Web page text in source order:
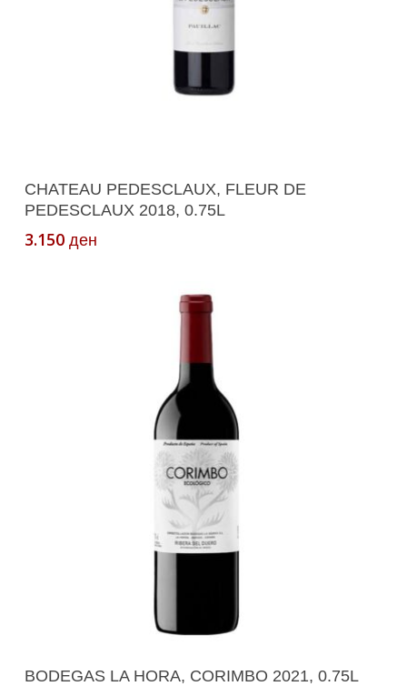
Додади Во Кошничка
CHATEAU PEDESCLAUX, FLEUR DE
PEDESCLAUX 2018, 0.75L
3.150 ден
Додади Во Кошничка
BODEGAS LA HORA, CORIMBO 2021, 0.75L